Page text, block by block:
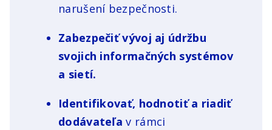
narušení bezpečnosti.
Zabezpečiť vývoj aj údržbu
svojich informačných systémov
a sietí.
Identifikovať, hodnotiť a riadiť
dodávateľa v rámci